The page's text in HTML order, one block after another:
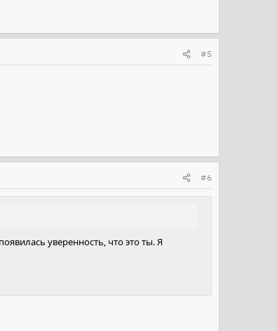
#5
#6
уверенность, что это ты. Я